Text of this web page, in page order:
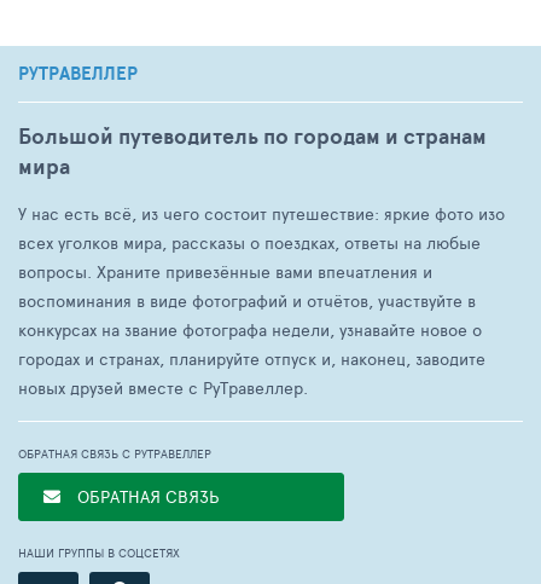
РУТРАВЕЛЛЕР
Большой путеводитель по городам и странам
мира
У нас есть всё, из чего состоит путешествие: яркие фото изо
всех уголков мира, рассказы о поездках, ответы на любые
вопросы. Храните привезённые вами впечатления и
воспоминания в виде фотографий и отчётов, участвуйте в
конкурсах на звание фотографа недели, узнавайте новое о
городах и странах, планируйте отпуск и, наконец, заводите
новых друзей вместе с РуТравеллер.
ОБРАТНАЯ СВЯЗЬ С РУТРАВЕЛЛЕР
ОБРАТНАЯ СВЯЗЬ
НАШИ ГРУППЫ В СОЦСЕТЯХ